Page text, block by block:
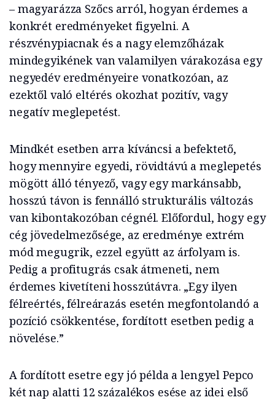
– magyarázza Szőcs arról, hogyan érdemes a
konkrét eredményeket figyelni. A
részvénypiacnak és a nagy elemzőházak
mindegyikének van valamilyen várakozása egy
negyedév eredményeire vonatkozóan, az
ezektől való eltérés okozhat pozitív, vagy
negatív meglepetést.
Mindkét esetben arra kíváncsi a befektető,
hogy mennyire egyedi, rövidtávú a meglepetés
mögött álló tényező, vagy egy markánsabb,
hosszú távon is fennálló strukturális változás
van kibontakozóban cégnél. Előfordul, hogy egy
cég jövedelmezősége, az eredménye extrém
mód megugrik, ezzel együtt az árfolyam is.
Pedig a profitugrás csak átmeneti, nem
érdemes kivetíteni hosszútávra. „Egy ilyen
félreértés, félreárazás esetén megfontolandó a
pozíció csökkentése, fordított esetben pedig a
növelése.”
A fordított esetre egy jó példa a lengyel Pepco
két nap alatti 12 százalékos esése az idei első